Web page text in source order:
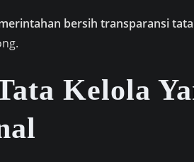
bersih transparansi
Kelola